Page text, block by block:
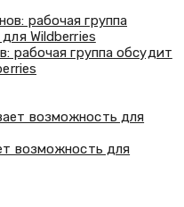
рабочая группа обсудит
возможность для